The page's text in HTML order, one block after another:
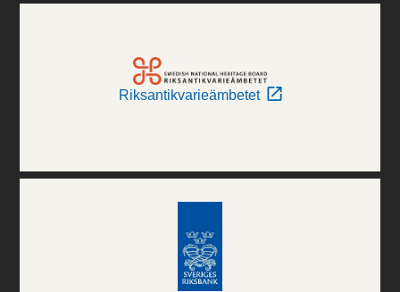
Riksantikvarieämbetet